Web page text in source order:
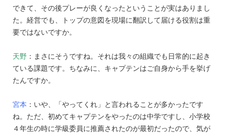
できて、その後プレーが良くなったということが実はありまし
た。経営でも、トップの意図を現場に翻訳して届ける役割は重
要ではないですか。
天野 ：まさにそうですね。それは我々の組織でも日常的に起き
ている課題です。ちなみに、キャプテンはご自身から手を挙げ
たんですか。
宮本 ：いや、「やってくれ」と言われることが多かったです
ね。ただ、初めてキャプテンをやったのは中学ですし、小学校
４年生の時に学級委員に推薦されたのが最初だったので、気が